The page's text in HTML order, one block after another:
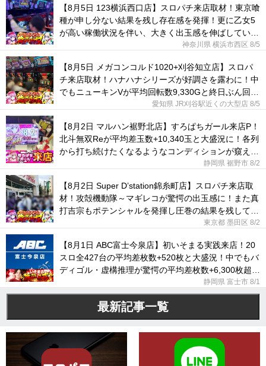
【8月5日 123横浜西口店】スロパチ来店取材！東京喰
種が申し分ない結果を残し存在感を発揮！更に乙女5
が高い稼働状況を伴い、大きく出玉感を伸ばしてい
神奈川県 横浜市西区 8/5
【8月5日 メガコンコルド1020+刈谷知立店】スロパ
チ来店取材！ハナハナシリーズが好調さを露わに！中
でもニューキンVが平均回転数9,330Gと終日ぶん回さ
愛知県 JR刈谷駅近くの大型店 8/5
【8月2日 マルハン裾野北店】すろぱちガール来店P！
北斗無双Reが平均差玉数+10,340玉と大盛況に！各列
から打ち続けたくなるようなコンディションが窺え
静岡県 裾野市 8/2
【8月2日 Super D’station錦糸町店】スロパチ来店取
材！攻殻機動隊～マギレコが驚愕の出玉感に！また真
打吉宗もポテンシャルを発揮し圧巻の結果を残してい
東京都 墨田区 8/2
【8月1日 ABC富士今泉店】初いそまる実践来店！20
スロ全427台の平均差枚数+520枚と大盛況！中でもバ
ディゴル・虚構推理が驚愕の平均差枚数+6,300枚超え
静岡県 富士市 8/1
最新記事一覧